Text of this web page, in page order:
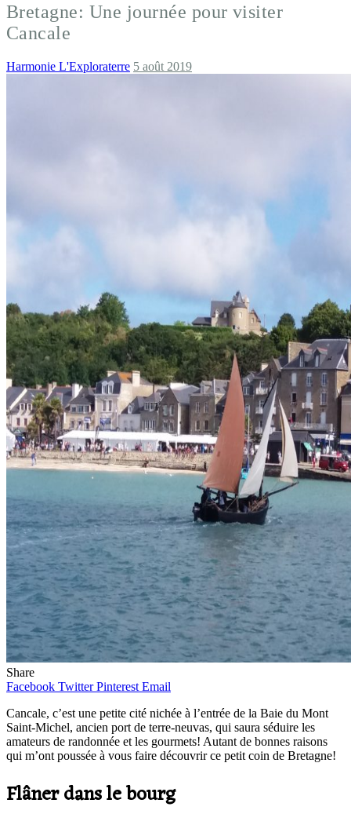
Bretagne: Une journée pour visiter
Cancale
Harmonie L'Exploraterre 5 août 2019
Share
Facebook Twitter Pinterest Email
Cancale, c’est une petite cité nichée à l’entrée de la Baie du Mont
Saint-Michel, ancien port de terre-neuvas, qui saura séduire les
amateurs de randonnée et les gourmets! Autant de bonnes raisons
qui m’ont poussée à vous faire découvrir ce petit coin de Bretagne!
Flâner dans le bourg